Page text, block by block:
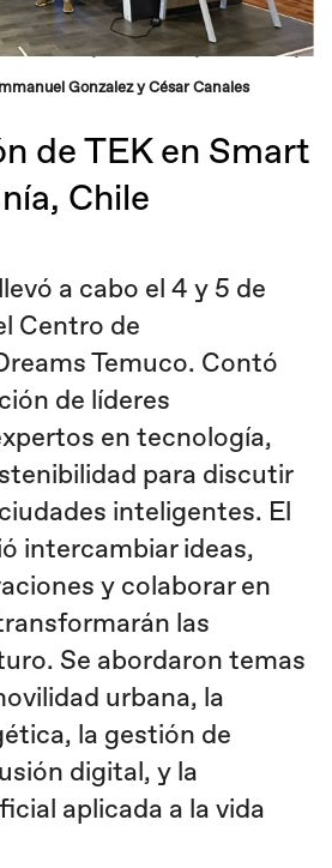
Ausset, Carlos Ausset, Alex Wentzel,
Gonzalez y César Canales
de TEK en Smart
Chile
a cabo el 4 y 5 de
Centro de
Temuco. Contó
de líderes
en tecnología,
para discutir
inteligentes. El
intercambiar ideas,
y colaborar en
las
Se abordaron temas
urbana, la
la gestión de
digital, y la
aplicada a la vida